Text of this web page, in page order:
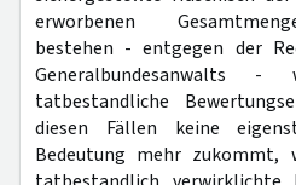
erworbenen
bestehen - entgegen der
Generalbundesanwalts -
tatbestandliche
diesen Fällen keine
Bedeutung mehr zukommt,